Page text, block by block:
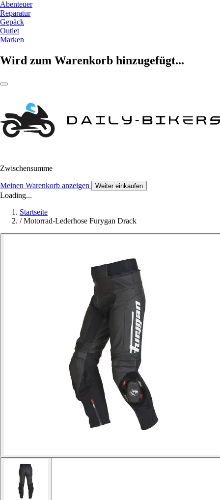
Abenteuer
Reparatur
Gepäck
Outlet
Marken
Wird zum Warenkorb hinzugefügt...
Zwischensumme
Meinen Warenkorb anzeigen Weiter einkaufen
Loading...
Startseite
/ Motorrad-Lederhose Furygan Drack